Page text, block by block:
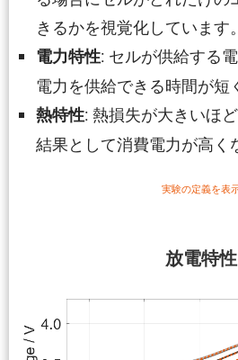
放電特性
きるかを視覚化しています。
電力特性: セルが供給する
電力を供給できる時間が短
熱特性: 熱損失が大きいほ
結果として消費電力が高く
実験の定義を表